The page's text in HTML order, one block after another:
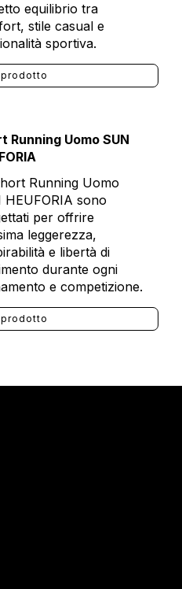
equilibrio tra
stile casual e
sportiva.
Running Uomo SUN
Running Uomo
HEUFORIA sono
per offrire
leggerezza,
e libertà di
durante ogni
e competizione.